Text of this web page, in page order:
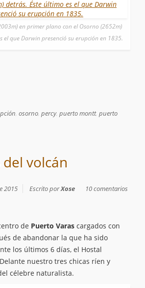
en primer plano con el Osorno (2652m)
el que Darwin presenció su erupción en 1835.
, osorno, percy, puerto montt, puerto
volcán
2015 10 comentarios
Escrito porXose
de Puerto Varas cargados con
de abandonar la que ha sido
los últimos 6 días, el Hostal
nuestro tres chicas ríen y
célebre naturalista.